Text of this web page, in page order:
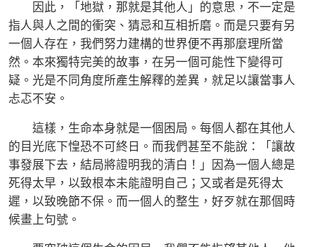
因此，「地獄，那就是其他人」的意思，不一定是
指人與人之間的衝突、猜忌和互相折磨。而是只要有另
一個人存在，我們努力建構的世界便不再那麼理所當
然。本來獨特完美的故事，在另一個可能性下變得可
疑。光是不同角度所產生解釋的差異，就足以讓當事人
忐忑不安。
這樣，生命本身就是一個困局。每個人都在其他人
的目光底下惶恐不可終日。而我們甚至不能說：「讓故
事發展下去，結局將證明我的清白！」因為一個人總是
死得太早，以致根本未能證明自己；又或者是死得太
遲，以致晚節不保。而一個人的整生，好歹就在那個時
候畫上句號。